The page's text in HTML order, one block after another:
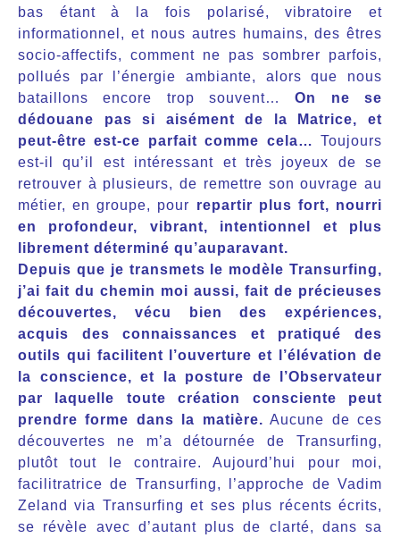
bas étant à la fois polarisé, vibratoire et
informationnel, et nous autres humains, des êtres
socio-affectifs, comment ne pas sombrer parfois,
pollués par l’énergie ambiante, alors que nous
bataillons encore trop souvent…On ne se
dédouane pas si aisément de la Matrice, et
peut-être est-ce parfait comme cela… Toujours
est-il qu’il est intéressant et très joyeux de se
retrouver à plusieurs, de remettre son ouvrage au
métier, en groupe, pour repartir plus fort, nourri
en profondeur, vibrant, intentionnel et plus
librement déterminé qu’auparavant.
Depuis que je transmets le modèle Transurfing,
j’ai fait du chemin moi aussi, fait de précieuses
découvertes, vécu bien des expériences,
acquis des connaissances et pratiqué des
outils qui facilitent l’ouverture et l’élévation de
la conscience, et la posture de l’Observateur
par laquelle toute création consciente peut
prendre forme dans la matière. Aucune de ces
découvertes ne m’a détournée de Transurfing,
plutôt tout le contraire. Aujourd’hui pour moi,
facilitratrice de Transurfing, l’approche de Vadim
Zeland via Transurfing et ses plus récents écrits,
se révèle avec d’autant plus de clarté, dans sa